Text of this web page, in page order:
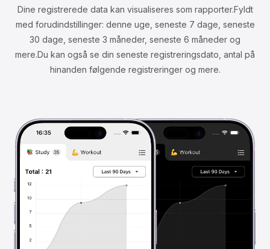
Dine registrerede data kan visualiseres som rapporter.Fyldt
med forudindstillinger: denne uge, seneste 7 dage, seneste
30 dage, seneste 3 måneder, seneste 6 måneder og
mere.Du kan også se din seneste registreringsdato, antal på
hinanden følgende registreringer og mere.